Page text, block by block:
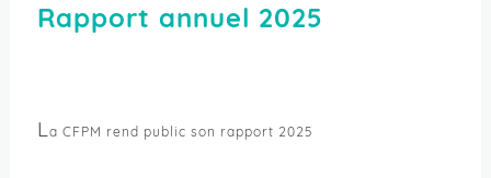
Rapport annuel 2025
La CFPM rend public son rapport 2025